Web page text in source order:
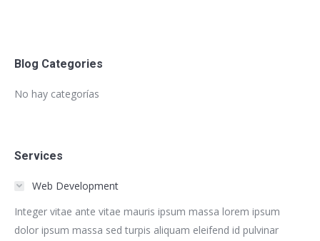
Blog Categories
No hay categorías
Services
Web Development
Integer vitae ante vitae mauris ipsum massa lorem ipsum
dolor ipsum massa sed turpis aliquam eleifend id pulvinar